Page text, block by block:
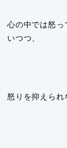
心の中では怒っ
いつつ、
怒りを抑えられ